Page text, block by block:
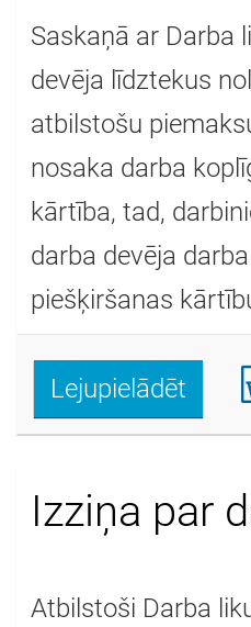
Saskaņā ar Darba
devēja līdztekus
atbilstošu
nosaka darba
kārtība, tad,
darba devēja
piešķiršanas
Lejupielādēt
Izziņa par
Atbilstoši Darba